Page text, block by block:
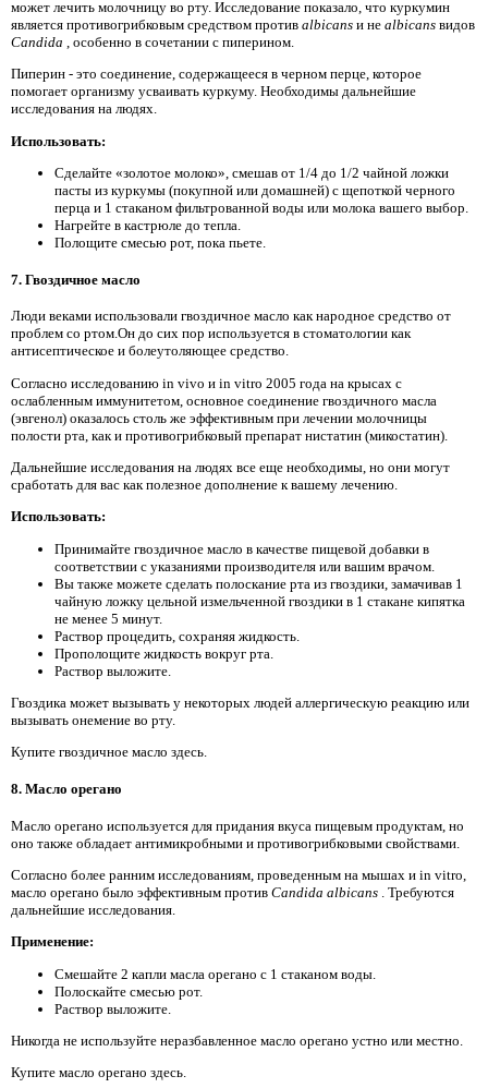
может лечить молочницу во рту. Исследование показало, что куркумин
является противогрибковым средством против albicans и не albicans видов
Candida
, особенно в сочетании с пиперином.
Пиперин - это соединение, содержащееся в черном перце, которое
помогает организму усваивать куркуму. Необходимы дальнейшие
исследования на людях.
Использовать:
Сделайте «золотое молоко», смешав от 1/4 до 1/2 чайной ложки
пасты из куркумы (покупной или домашней) с щепоткой черного
перца и 1 стаканом фильтрованной воды или молока вашего выбор.
Нагрейте в кастрюле до тепла.
Полощите смесью рот, пока пьете.
7. Гвоздичное масло
Люди веками использовали гвоздичное масло как народное средство от
проблем со ртом.Он до сих пор используется в стоматологии как
антисептическое и болеутоляющее средство.
Согласно исследованию in vivo и in vitro 2005 года на крысах с
ослабленным иммунитетом, основное соединение гвоздичного масла
(эвгенол) оказалось столь же эффективным при лечении молочницы
полости рта, как и противогрибковый препарат нистатин (микостатин).
Дальнейшие исследования на людях все еще необходимы, но они могут
сработать для вас как полезное дополнение к вашему лечению.
Использовать:
Принимайте гвоздичное масло в качестве пищевой добавки в
соответствии с указаниями производителя или вашим врачом.
Вы также можете сделать полоскание рта из гвоздики, замачивав 1
чайную ложку цельной измельченной гвоздики в 1 стакане кипятка
не менее 5 минут.
Раствор процедить, сохраняя жидкость.
Прополощите жидкость вокруг рта.
Раствор выложите.
Гвоздика может вызывать у некоторых людей аллергическую реакцию или
вызывать онемение во рту.
Купите гвоздичное масло здесь.
8. Масло орегано
Масло орегано используется для придания вкуса пищевым продуктам, но
оно также обладает антимикробными и противогрибковыми свойствами.
Согласно более ранним исследованиям, проведенным на мышах и in vitro,
масло орегано было эффективным против Candida albicans . Требуются
дальнейшие исследования.
Применение:
Смешайте 2 капли масла орегано с 1 стаканом воды.
Полоскайте смесью рот.
Раствор выложите.
Никогда не используйте неразбавленное масло орегано устно или местно.
Купите масло орегано здесь.